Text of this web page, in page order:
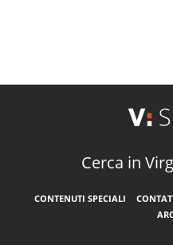
Cerca in
CONTENUTI SPECIALI